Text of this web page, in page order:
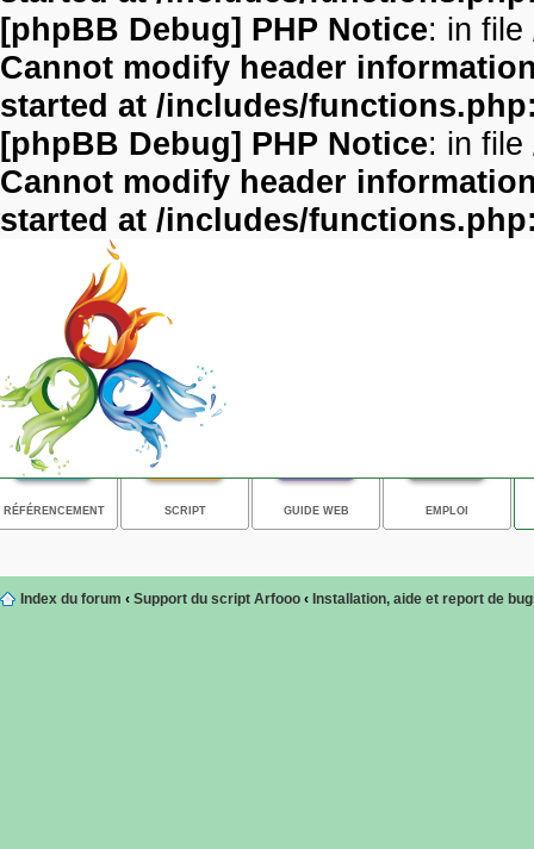
[phpBB Debug] PHP Notice: in file
Cannot modify header
started at /includes/
[phpBB Debug] PHP Notice: in file
Cannot modify header
started at /includes/
RÉFÉRENCEMENT SCRIPT GUIDE WEB EMPLOI
Index du forum ‹ Support du script Arfooo ‹ Installation, aide et report de